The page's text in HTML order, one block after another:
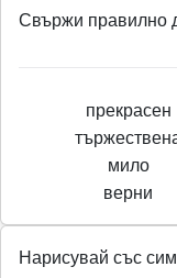
Свържи правилно
прекрасен
мило
верни
Нарисувай със